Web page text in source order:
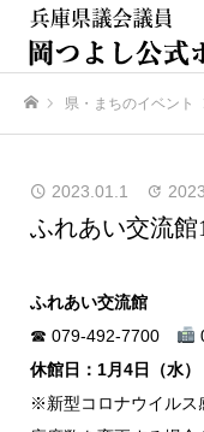
県・まちのイベント
2023.01.1
ふれあい交流
ふれあい交流館
☎ 079-492-7700
休館日：1月4日（水）
※新型コロナウイルス